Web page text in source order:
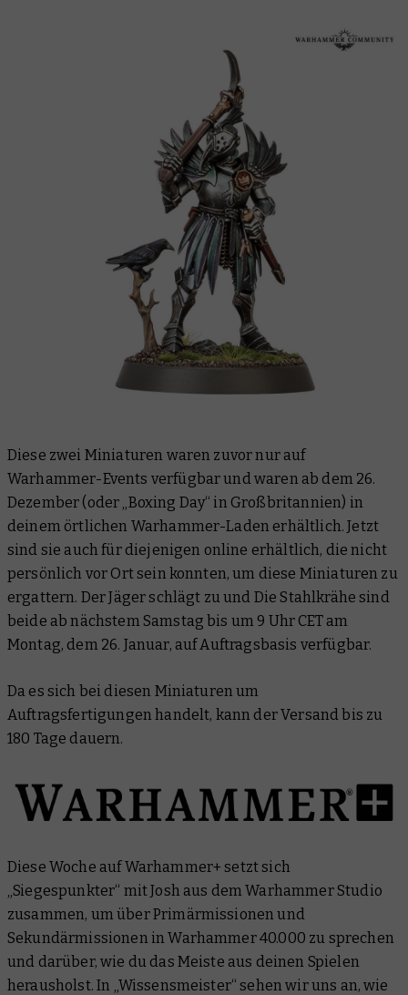
Diese zwei Miniaturen waren zuvor nur auf
Warhammer-Events verfügbar und waren ab dem 26.
Dezember (oder „Boxing Day“ in Großbritannien) in
deinem örtlichen Warhammer-Laden erhältlich. Jetzt
sind sie auch für diejenigen online erhältlich, die nicht
persönlich vor Ort sein konnten, um diese Miniaturen zu
ergattern. Der Jäger schlägt zu und Die Stahlkrähe sind
beide ab nächstem Samstag bis um 9 Uhr CET am
Montag, dem 26. Januar, auf Auftragsbasis verfügbar.
Da es sich bei diesen Miniaturen um
Auftragsfertigungen handelt, kann der Versand bis zu
180 Tage dauern.
Diese Woche auf Warhammer+ setzt sich
„Siegespunkter“ mit Josh aus dem Warhammer Studio
zusammen, um über Primärmissionen und
Sekundärmissionen in Warhammer 40.000 zu sprechen
und darüber, wie du das Meiste aus deinen Spielen
herausholst. In „Wissensmeister“ sehen wir uns an, wie